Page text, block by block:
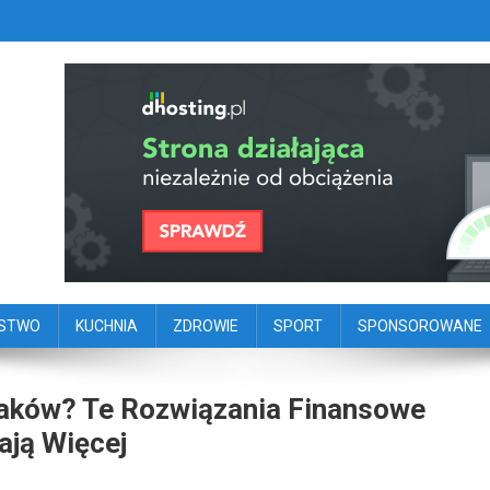
portal dziennikarstwa
KUCHNIA ZDROWIE SPORT SPONSOROWANE
Te Rozwiązania Finansowe
Więcej